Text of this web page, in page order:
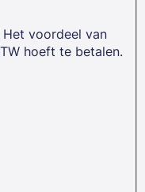
Het voordeel van
hoeft te betalen.